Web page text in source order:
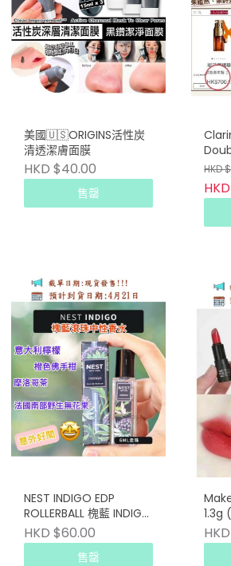
美國🇺🇸ORIGINS活性炭
清透潔膚面膜
HKD $40.00
售罄
片)
HKD
NEST INDIGO EDP
ROLLERBALL 槐藍 INDIGO
滾珠香水6ML
HKD $60.00
售罄
1.3g